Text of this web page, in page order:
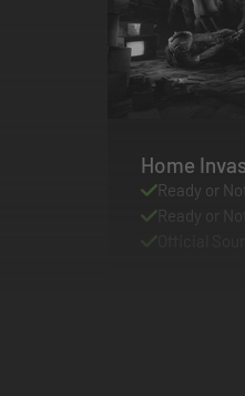
Home
Ready or
Ready or